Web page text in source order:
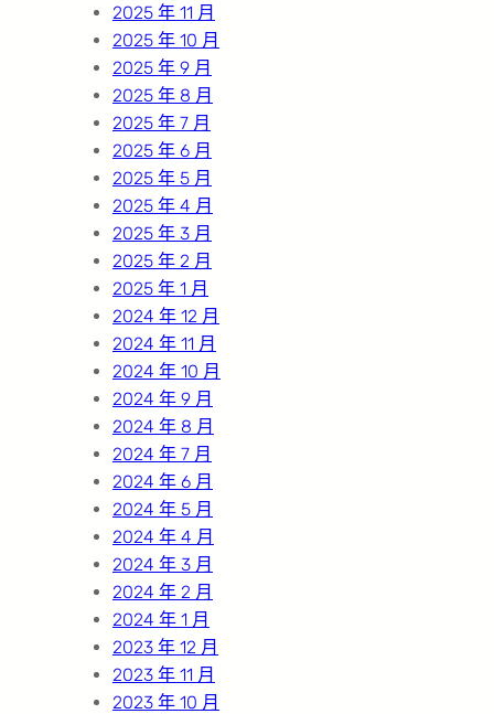
2025 年 11 月
2025 年 10 月
2025 年 9 月
2025 年 8 月
2025 年 7 月
2025 年 6 月
2025 年 5 月
2025 年 4 月
2025 年 3 月
2025 年 2 月
2025 年 1 月
2024 年 12 月
2024 年 11 月
2024 年 10 月
2024 年 9 月
2024 年 8 月
2024 年 7 月
2024 年 6 月
2024 年 5 月
2024 年 4 月
2024 年 3 月
2024 年 2 月
2024 年 1 月
2023 年 12 月
2023 年 11 月
2023 年 10 月